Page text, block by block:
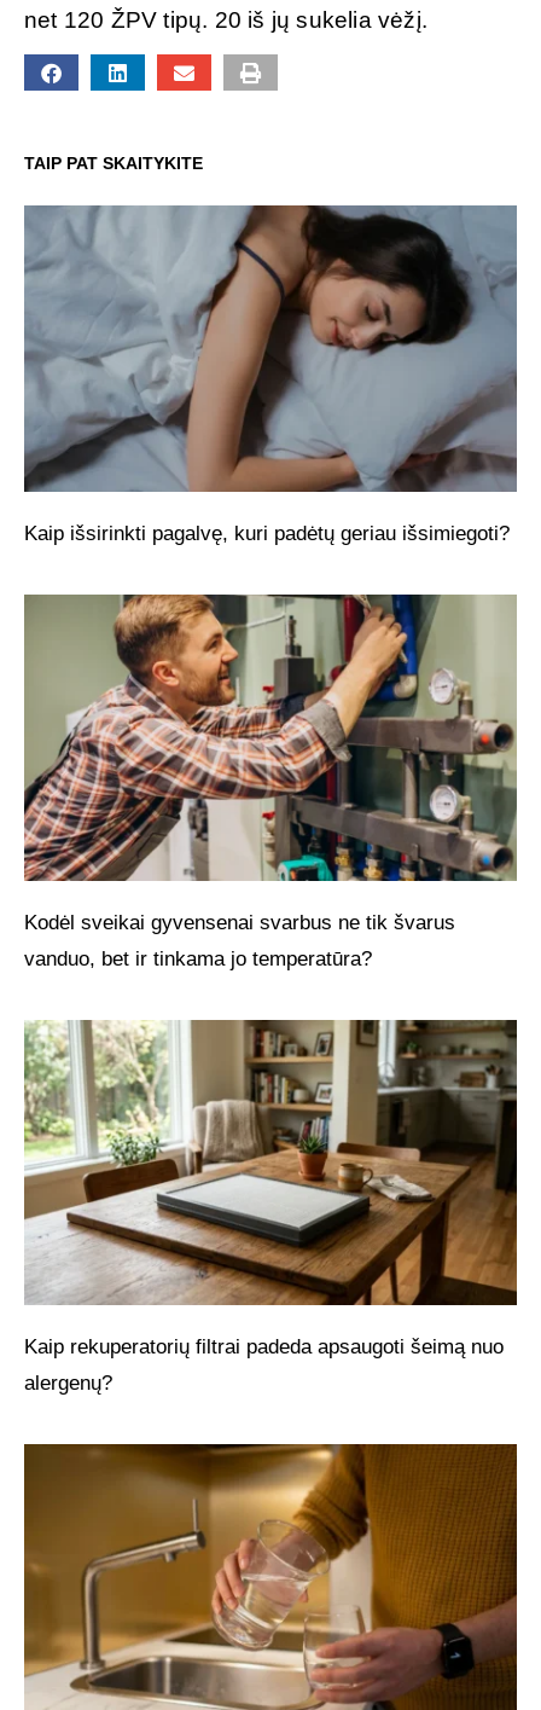
net 120 ŽPV tipų. 20 iš jų sukelia vėžį.
TAIP PAT SKAITYKITE
Kaip išsirinkti pagalvę, kuri padėtų geriau išsimiegoti?
Kodėl sveikai gyvensenai svarbus ne tik švarus
vanduo, bet ir tinkama jo temperatūra?
Kaip rekuperatorių filtrai padeda apsaugoti šeimą nuo
alergenų?